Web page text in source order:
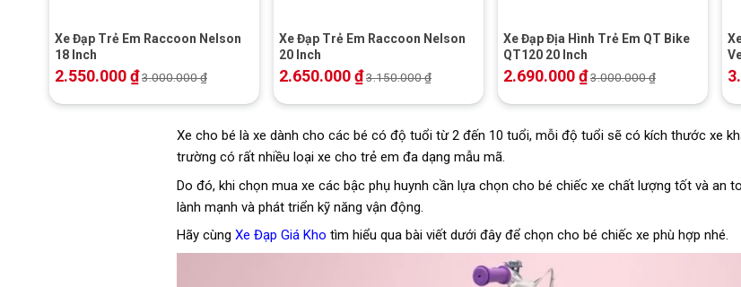
Xe Đạp Trẻ Em Raccoon Nelson
18 Inch
2.550.000₫3.000.000₫
Xe Đạp Trẻ Em Raccoon Nelson
20 Inch
2.650.000₫3.150.000₫
Xe Đạp Địa Hình Trẻ Em QT Bike
QT120 20 Inch
2.690.000₫3.000.000₫
Xe cho bé là xe dành cho các bé có độ tuổi từ 2 đến 10 tuổi, mỗi độ tuổi sẽ có kích thước xe
trường có rất nhiều loại xe cho trẻ em đa dạng mẫu mã.
Do đó, khi chọn mua xe các bậc phụ huynh cần lựa chọn cho bé chiếc xe chất lượng tốt và an
lành mạnh và phát triển kỹ năng vận động.
Hãy cùng Xe Đạp Giá Kho tìm hiểu qua bài viết dưới đây để chọn cho bé chiếc xe phù hợp nhé.